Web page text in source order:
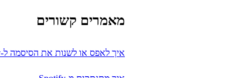
מאמרים קשורים
איך לאפס או לשנות את הסיסמה ל-Spotify